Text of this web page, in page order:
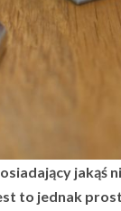
jakąś
to jednak